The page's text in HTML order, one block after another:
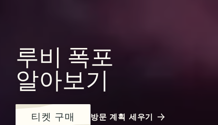
루비 폭포
알아보기
티켓 구매 방문 계획 세우기